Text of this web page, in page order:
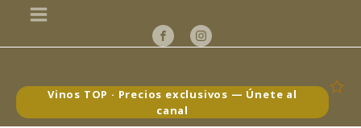
Vinos TOP · Precios exclusivos — Únete al
canal